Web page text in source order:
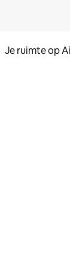
Je ruimte op